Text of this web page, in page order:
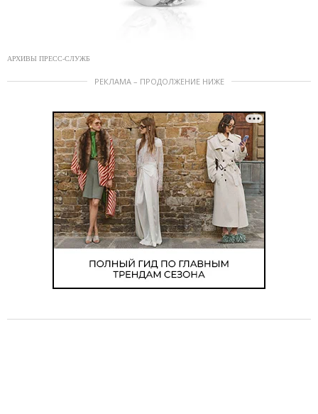
АРХИВЫ ПРЕСС-СЛУЖБ
РЕКЛАМА – ПРОДОЛЖЕНИЕ НИЖЕ